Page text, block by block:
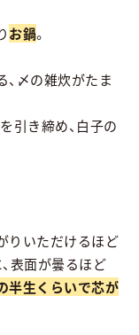
お鍋。
〆の雑炊がたま
引き締め、白子の
りいただけるほど
表面が曇るほど
半生くらいで芯が